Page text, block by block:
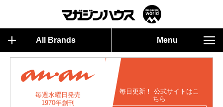
All Brands Menu
毎週水曜日発売
1970年創刊
毎日更新！ 公式サイトはこ
ちら